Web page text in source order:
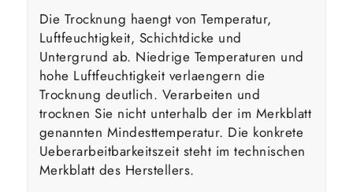
Die Trocknung haengt von Temperatur,
Luftfeuchtigkeit, Schichtdicke und
Untergrund ab. Niedrige Temperaturen und
hohe Luftfeuchtigkeit verlaengern die
Trocknung deutlich. Verarbeiten und
trocknen Sie nicht unterhalb der im Merkblatt
genannten Mindesttemperatur. Die konkrete
Ueberarbeitbarkeitszeit steht im technischen
Merkblatt des Herstellers.